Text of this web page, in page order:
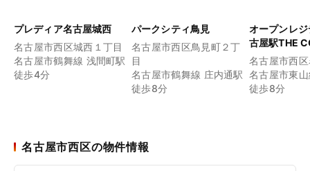
プレディア名古屋城西
名古屋市西区城西１丁目
名古屋市鶴舞線 浅間町駅
徒歩4分
パークシティ鳥見
名古屋市西区鳥見町２丁
目
名古屋市鶴舞線 庄内通駅
徒歩8分
オープンレ
古屋駅THE
名古屋市西
名古屋市東
徒歩8分
名古屋市西区の物件情報